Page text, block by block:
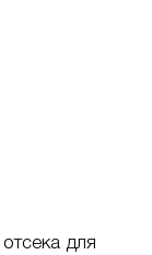
для